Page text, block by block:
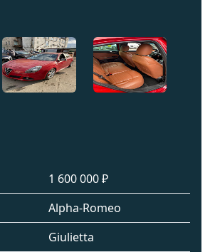
1 600 000 ₽
Alpha-Romeo
Giulietta